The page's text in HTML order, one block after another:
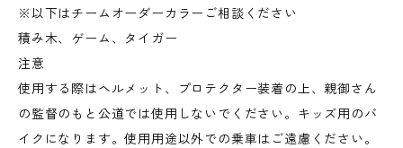
※以下はチームオーダーカラーご相談ください
積み木、ゲーム、タイガー
注意
使用する際はヘルメット、プロテクター装着の上、親御さん
の監督のもと公道では使用しないでください。キッズ用のバ
イクになります。使用用途以外での乗車はご遠慮ください。